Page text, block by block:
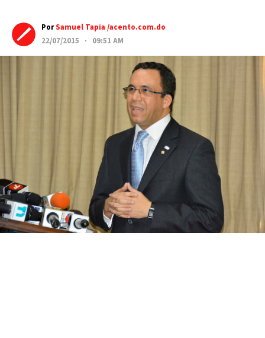
PorSamuel Tapia /acento.com.do
22/07/2015 · 09:51 AM